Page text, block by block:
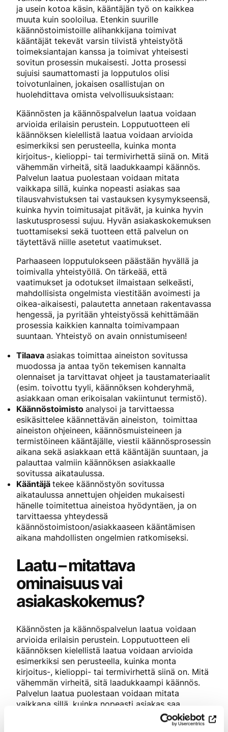
ja usein kotoa käsin, kääntäjän työ on kaikkea
muuta kuin sooloilua. Etenkin suurille
käännöstoimistoille alihankkijana toimivat
kääntäjät tekevät varsin tiivistä yhteistyötä
toimeksiantajan kanssa ja toimivat yhteisesti
sovitun prosessin mukaisesti. Jotta prosessi
sujuisi saumattomasti ja lopputulos olisi
toivotunlainen, jokaisen osallistujan on
huolehdittava omista velvollisuuksistaan:
Käännösten ja käännöspalvelun laatua voidaan
arvioida erilaisin perustein. Lopputuotteen eli
käännöksen kielellistä laatua voidaan arvioida
esimerkiksi sen perusteella, kuinka monta
kirjoitus-, kielioppi- tai termivirhettä siinä on. Mitä
vähemmän virheitä, sitä laadukkaampi käännös.
Palvelun laatua puolestaan voidaan mitata
vaikkapa sillä, kuinka nopeasti asiakas saa
tilausvahvistuksen tai vastauksen kysymykseensä,
kuinka hyvin toimitusajat pitävät, ja kuinka hyvin
laskutusprosessi sujuu. Hyvän asiakaskokemuksen
tuottamiseksi sekä tuotteen että palvelun on
täytettävä niille asetetut vaatimukset.
Parhaaseen lopputulokseen päästään hyvällä ja
toimivalla yhteistyöllä. On tärkeää, että
vaatimukset ja odotukset ilmaistaan selkeästi,
mahdollisista ongelmista viestitään avoimesti ja
oikea-aikaisesti, palautetta annetaan rakentavassa
hengessä, ja pyritään yhteistyössä kehittämään
prosessia kaikkien kannalta toimivampaan
suuntaan. Yhteistyö on avain onnistumiseen!
Tilaava asiakas toimittaa aineiston sovitussa
muodossa ja antaa työn tekemisen kannalta
olennaiset ja tarvittavat ohjeet ja taustamateriaalit
(esim. toivottu tyyli, käännöksen kohderyhmä,
asiakkaan oman erikoisalan vakiintunut termistö).
Käännöstoimisto analysoi ja tarvittaessa
esikäsittelee käännettävän aineiston, toimittaa
aineiston ohjeineen, käännösmuisteineen ja
termistöineen kääntäjälle, viestii käännösprosessin
aikana sekä asiakkaan että kääntäjän suuntaan, ja
palauttaa valmiin käännöksen asiakkaalle
sovitussa aikataulussa.
Kääntäjä tekee käännöstyön sovitussa
aikataulussa annettujen ohjeiden mukaisesti
hänelle toimitettua aineistoa hyödyntäen, ja on
tarvittaessa yhteydessä
käännöstoimistoon/asiakkaaseen kääntämisen
aikana mahdollisten ongelmien ratkomiseksi.
Laatu – mitattava
ominaisuus vai
asiakaskokemus?
Käännösten ja käännöspalvelun laatua voidaan
arvioida erilaisin perustein. Lopputuotteen eli
käännöksen kielellistä laatua voidaan arvioida
esimerkiksi sen perusteella, kuinka monta
kirjoitus-, kielioppi- tai termivirhettä siinä on. Mitä
vähemmän virheitä, sitä laadukkaampi käännös.
Palvelun laatua puolestaan voidaan mitata
vaikkapa sillä, kuinka nopeasti asiakas saa
tilausvahvistuksen tai vastauksen kysymykseensä,
kuinka hyvin toimitusajat pitävät, ja kuinka hyvin